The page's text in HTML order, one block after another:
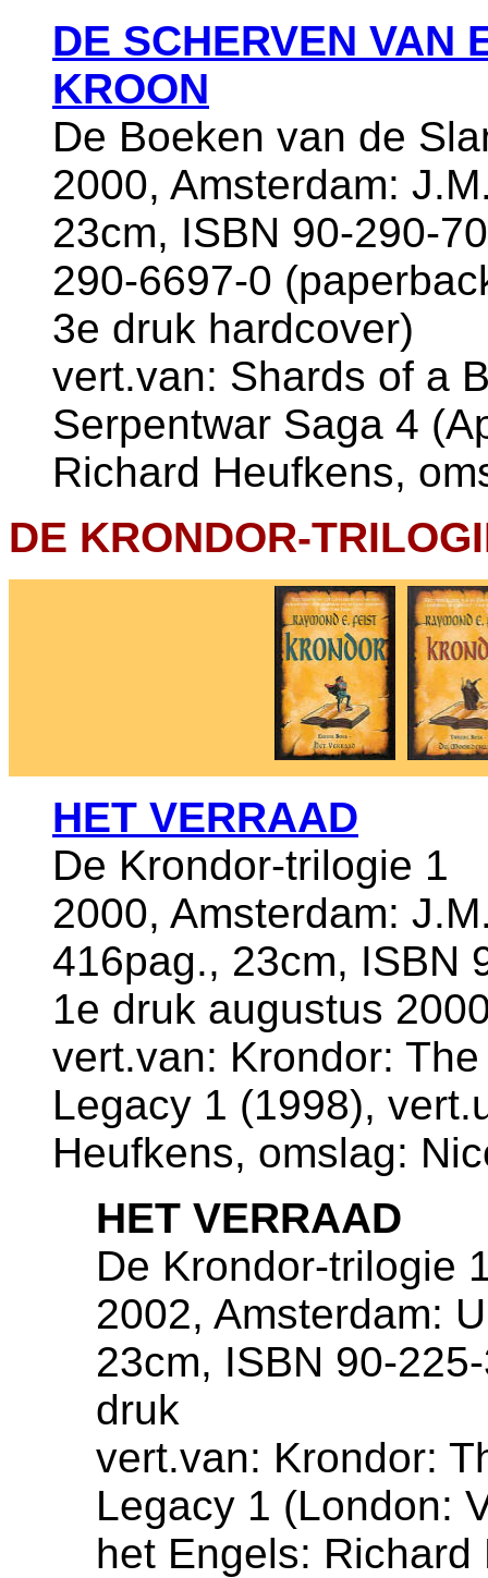
DE SCHERVEN VAN
KROON
De Boeken van de
2000, Amsterdam:
23cm, ISBN 90-290-
290-6697-0
3e druk hardcover)
vert.van: Shards of a
Serpentwar Saga 4
Richard Heufkens,
DE KRONDOR-
HET VERRAAD
De Krondor-trilogie 1
2000, Amsterdam:
416pag., 23cm, ISBN
1e druk augustus
vert.van: Krondor:
Legacy 1 (1998),
Heufkens, omslag:
HET VERRAAD
De Krondor-trilogie
2002, Amsterdam:
23cm, ISBN 90-
druk
vert.van: Krondor:
Legacy 1 (London:
het Engels: Richard